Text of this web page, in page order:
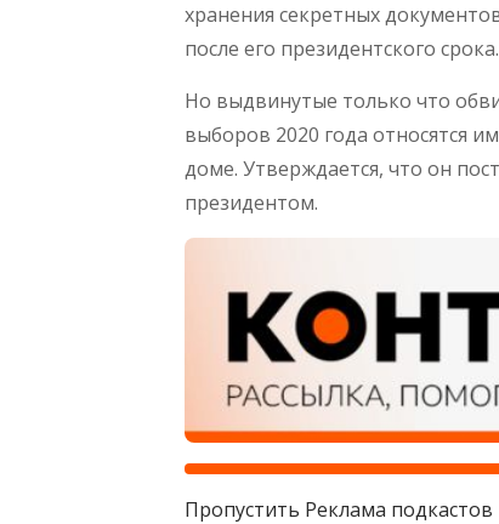
хранения секретных
после его президентского срока.
Но выдвинутые только что
выборов 2020 года относятся
доме. Утверждается, что он
президентом.
Пропустить Реклама